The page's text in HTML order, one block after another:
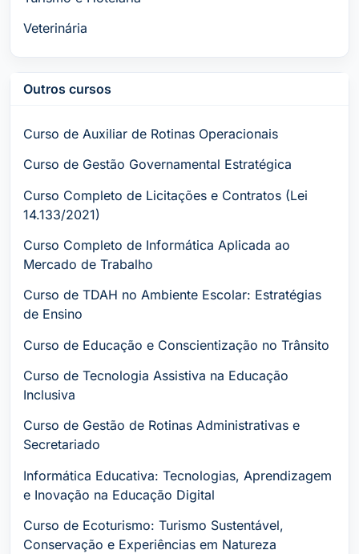
Veterinária
Outros cursos
Curso de Auxiliar de Rotinas Operacionais
Curso de Gestão Governamental Estratégica
Curso Completo de Licitações e Contratos (Lei
14.133/2021)
Curso Completo de Informática Aplicada ao
Mercado de Trabalho
Curso de TDAH no Ambiente Escolar: Estratégias
de Ensino
Curso de Educação e Conscientização no Trânsito
Curso de Tecnologia Assistiva na Educação
Inclusiva
Curso de Gestão de Rotinas Administrativas e
Secretariado
Informática Educativa: Tecnologias, Aprendizagem
e Inovação na Educação Digital
Curso de Ecoturismo: Turismo Sustentável,
Conservação e Experiências em Natureza